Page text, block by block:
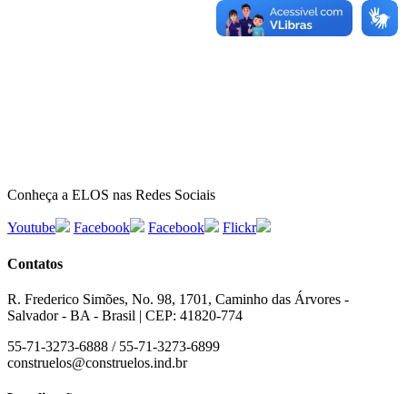
Conheça a ELOS nas Redes Sociais
Youtube Facebook Facebook Flickr
Contatos
R. Frederico Simões, No. 98, 1701, Caminho das Árvores -
Salvador - BA - Brasil | CEP: 41820-774
55-71-3273-6888 / 55-71-3273-6899
construelos@construelos.ind.br